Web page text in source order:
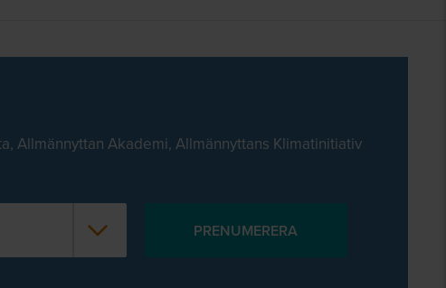
Allmännyttan Akademi, Allmännyttans Klimatinitiativ